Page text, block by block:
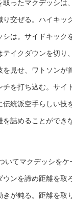
取ったマクデッシは
り交ぜる。ハイキッ
シは。サイドキック
テイクダウンを切り
を見せ、ワトソンが
チを打ち込む。サイ
伝統派空手らしい技
詰めることができ
いてマクデッシをケ
ウンを諦め距離を取
きが鈍る。距離を取